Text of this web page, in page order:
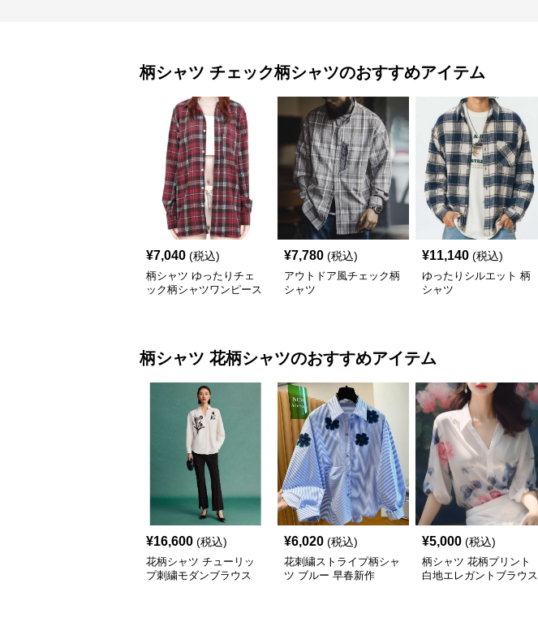
柄シャツ チェック柄シャツのおすすめアイテム
¥7,040 (税込)
柄シャツ ゆったりチェ
ック柄シャツワンピース
¥7,780 (税込)
アウトドア風チェック柄
シャツ
¥11,140 (税込)
ゆったりシルエット 柄
シャツ
柄シャツ 花柄シャツのおすすめアイテム
¥16,600 (税込)
花柄シャツ チューリッ
プ刺繍モダンブラウス
¥6,020 (税込)
花刺繍ストライプ柄シャ
ツ ブルー 早春新作
¥5,000 (税込)
柄シャツ 花柄プリント
白地エレガントブラウス